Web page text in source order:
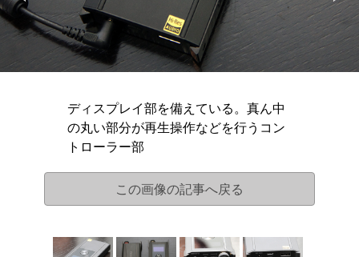
ディスプレイ部を備えている。真ん中
の丸い部分が再生操作などを行うコン
トローラー部
この画像の記事へ戻る